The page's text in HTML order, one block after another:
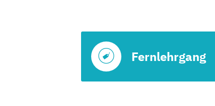
Fernlehrgang